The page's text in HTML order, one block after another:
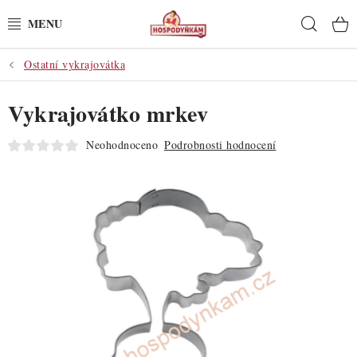
na
POTŘEBY
POMŮCKY
SUROVINY
Ostatní vykrajovátka
Vykrajovátko mrkev
Neohodnoceno Podrobnosti hodnocení